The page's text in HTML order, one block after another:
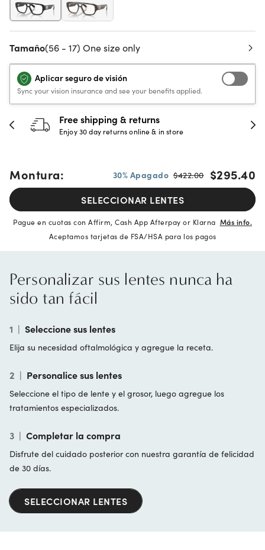
Tamaño(56 - 17) One size only
Aplicar seguro de visión
Sync your vision insurance and see your benefits applied.
30-day happiness guarantee
Full refund or replacement within 30 days
Montura: 30% Apagado $422.00 $295.40
SELECCIONAR LENTES
Pague en cuotas con Affirm, Cash App Afterpay or Klarna Más info.
Aceptamos tarjetas de FSA/HSA para los pagos
Personalizar sus lentes nunca ha
sido tan fácil
1 | Seleccione sus lentes
Elija su necesidad oftalmológica y agregue la receta.
2 | Personalice sus lentes
Seleccione el tipo de lente y el grosor, luego agregue los
tratamientos especializados.
3 | Completar la compra
Disfrute del cuidado posterior con nuestra garantía de felicidad
de 30 días.
SELECCIONAR LENTES